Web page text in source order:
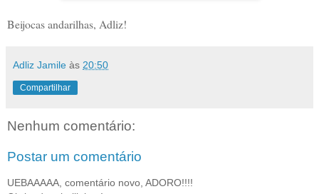
Beijocas andarilhas, Adliz!
Adliz Jamile às 20:50
Compartilhar
Nenhum comentário:
Postar um comentário
UEBAAAAA, comentário novo, ADORO!!!!